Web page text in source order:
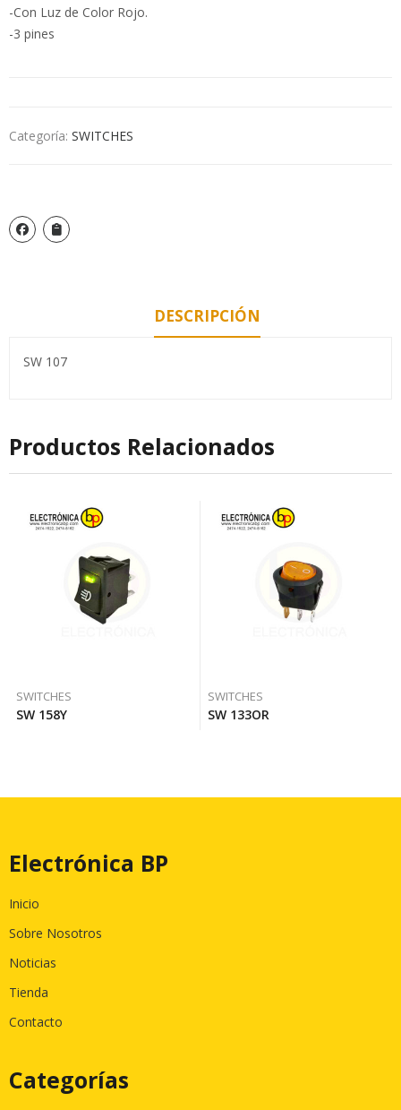
-Con Luz de Color Rojo.
-3 pines
Categoría: SWITCHES
DESCRIPCIÓN
SW 107
Productos Relacionados
SWITCHES
SW 158Y
SWITCHES
SW 133OR
Electrónica BP
Inicio
Sobre Nosotros
Noticias
Tienda
Contacto
Categorías